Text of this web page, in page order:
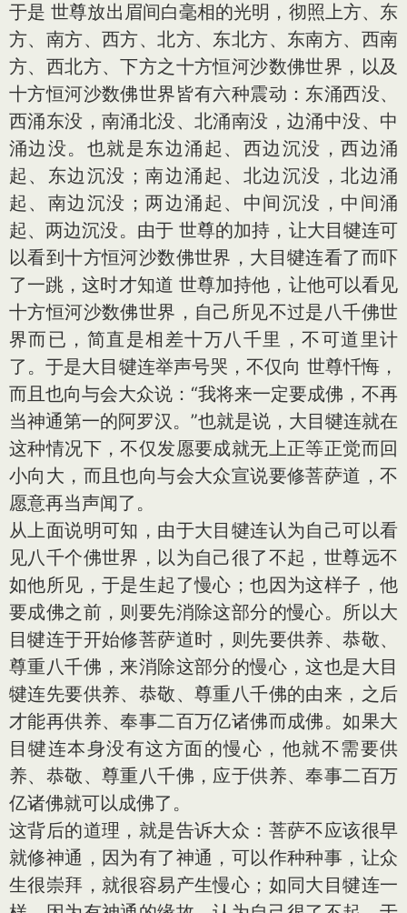
于是 世尊放出眉间白毫相的光明，彻照上方、东
方、南方、西方、北方、东北方、东南方、西南
方、西北方、下方之十方恒河沙数佛世界，以及
十方恒河沙数佛世界皆有六种震动：东涌西没、
西涌东没，南涌北没、北涌南没，边涌中没、中
涌边没。也就是东边涌起、西边沉没，西边涌
起、东边沉没；南边涌起、北边沉没，北边涌
起、南边沉没；两边涌起、中间沉没，中间涌
起、两边沉没。由于 世尊的加持，让大目犍连可
以看到十方恒河沙数佛世界，大目犍连看了而吓
了一跳，这时才知道 世尊加持他，让他可以看见
十方恒河沙数佛世界，自己所见不过是八千佛世
界而已，简直是相差十万八千里，不可道里计
了。于是大目犍连举声号哭，不仅向 世尊忏悔，
而且也向与会大众说：“我将来一定要成佛，不再
当神通第一的阿罗汉。”也就是说，大目犍连就在
这种情况下，不仅发愿要成就无上正等正觉而回
小向大，而且也向与会大众宣说要修菩萨道，不
愿意再当声闻了。
从上面说明可知，由于大目犍连认为自己可以看
见八千个佛世界，以为自己很了不起，世尊远不
如他所见，于是生起了慢心；也因为这样子，他
要成佛之前，则要先消除这部分的慢心。所以大
目犍连于开始修菩萨道时，则先要供养、恭敬、
尊重八千佛，来消除这部分的慢心，这也是大目
犍连先要供养、恭敬、尊重八千佛的由来，之后
才能再供养、奉事二百万亿诸佛而成佛。如果大
目犍连本身没有这方面的慢心，他就不需要供
养、恭敬、尊重八千佛，应于供养、奉事二百万
亿诸佛就可以成佛了。
这背后的道理，就是告诉大众：菩萨不应该很早
就修神通，因为有了神通，可以作种种事，让众
生很崇拜，就很容易产生慢心；如同大目犍连一